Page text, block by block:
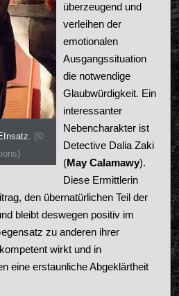
(©
überzeugend und
verleihen der
emotionalen
Ausgangssituation
die notwendige
Glaubwürdigkeit. Ein
interessanter
Nebencharakter ist
Detective Dalia Zaki
(May Calamawy).
Diese Ermittlerin
den übernatürlichen Teil der
bleibt deswegen positiv im
zu anderen ihrer
wirkt und in
eine erstaunliche Abgeklärtheit